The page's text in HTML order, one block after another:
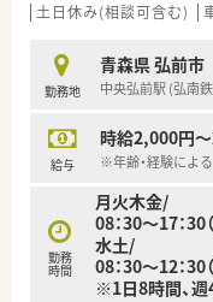
土日休み(相談可含む)
勤務地
青森県 弘前市
中央弘前駅 (弘南
給与
時給2,000円
※年齢・経験による
勤務
時間
月火木金/
08：30～17：30
水土/
08：30～12：30
※1日8時間、